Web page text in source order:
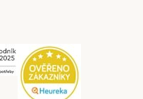
Security